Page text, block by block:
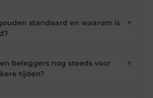
standaard en waarom is
▼
beleggers nog steeds voor
tijden?
▼